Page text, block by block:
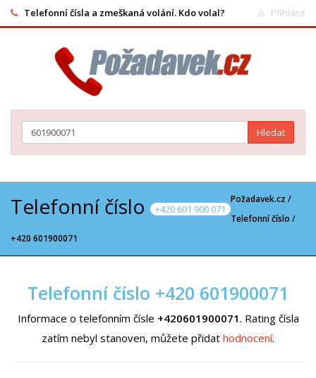
Telefonní čísla a zmeškaná volání. Kdo volal? Přihlásit
Hledat
Telefonní číslo +420 601 900 071
Požadavek.cz /
Telefonní číslo /
+420 601900071
Telefonní číslo +420 601900071
Informace o telefonním čísle +420601900071. Rating čísla
zatím nebyl stanoven, můžete přidat hodnocení.